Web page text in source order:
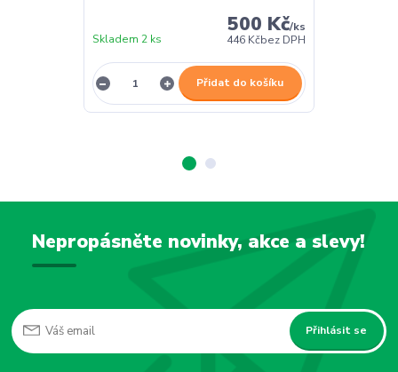
500 Kč/ks
446 Kčbez DPH
Skladem 2 ks
Přidat do košíku
Nepropásněte novinky, akce a slevy!
Přihlásit se